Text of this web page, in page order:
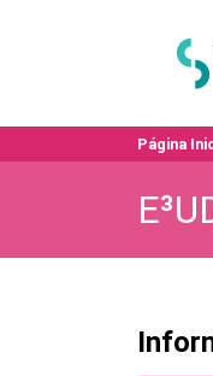
Página